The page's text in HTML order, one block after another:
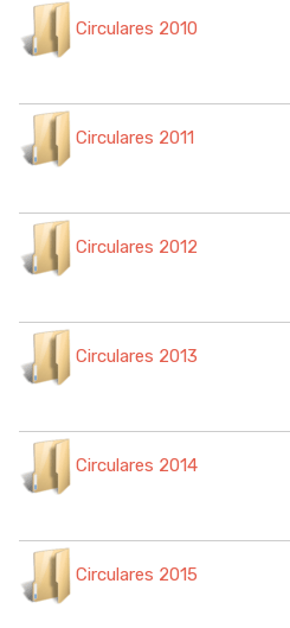
Circulares 2010
Circulares 2011
Circulares 2012
Circulares 2013
Circulares 2014
Circulares 2015